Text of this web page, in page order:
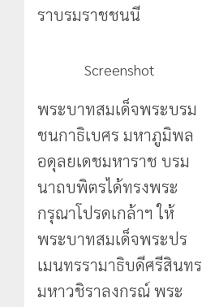
ราบรมราชชนนี
Screenshot
พระบาทสมเด็จพระบรม
ชนกาธิเบศร มหาภูมิพล
อดุลยเดชมหาราช บรม
นาถบพิตรได้ทรงพระ
กรุณาโปรดเกล้าฯ ให้
พระบาทสมเด็จพระปร
เมนทรรามาธิบดีศรีสินทร
มหาวชิราลงกรณ์ พระ